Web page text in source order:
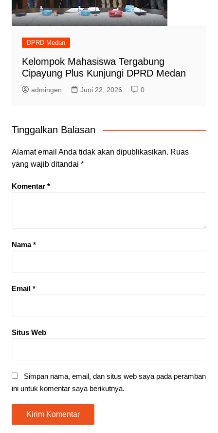
DPRD Medan
Kelompok Mahasiswa Tergabung
Cipayung Plus Kunjungi DPRD Medan
admingen Juni 22, 2026 0
Tinggalkan Balasan
Alamat email Anda tidak akan dipublikasikan. Ruas
yang wajib ditandai *
Komentar *
Nama*
Email *
Situs Web
Simpan nama, email, dan situs web saya pada peramban
ini untuk komentar saya berikutnya.